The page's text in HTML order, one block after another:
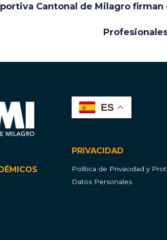
Cantonal de Milagro
ES
PRIVACIDAD
Política de Privacidad y
Datos Personales